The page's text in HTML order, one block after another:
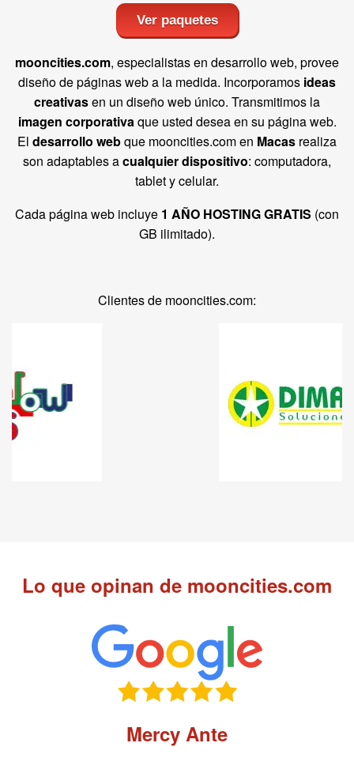
Ver paquetes
mooncities.com, especialistas en desarrollo web, provee
diseño de páginas web a la medida. Incorporamos ideas
creativasen un diseño web único. Transmitimos la
imagen corporativaque usted desea en su página web.
El desarrollo webque mooncities.com en Macas realiza
son adaptables acualquier dispositivo: computadora,
tablet y celular.
Cada página web incluye 1 AÑO HOSTING GRATIS (con
GB ilimitado).
Clientes de mooncities.com:
Lo que opinan de mooncities.com
Mercy Ante